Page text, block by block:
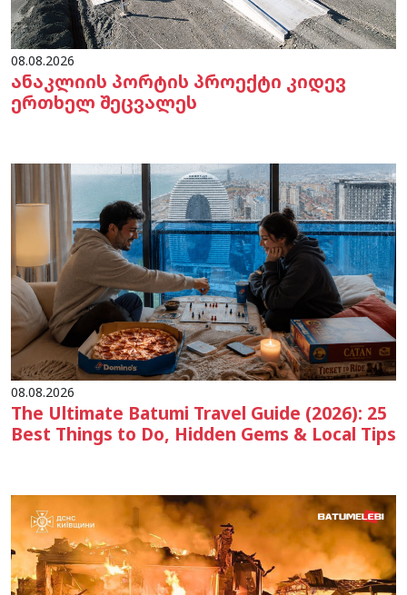
08.08.2026
ანაკლიის პორტის პროექტი კიდევ
ერთხელ შეცვალეს
08.08.2026
The Ultimate Batumi Travel Guide (2026): 25
Best Things to Do, Hidden Gems & Local Tips